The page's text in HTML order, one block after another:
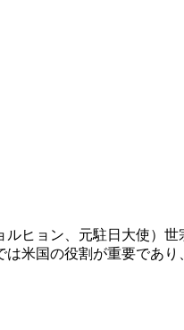
ヒョン、元駐日大使）
米国の役割が重要であ